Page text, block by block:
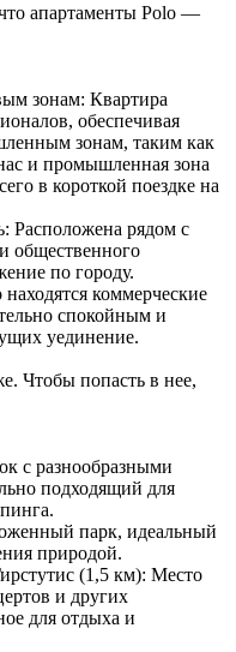
апартаменты Polo —
зонам: Квартира
обеспечивая
зонам, таким как
и промышленная зона
в короткой поездке на
Расположена рядом с
общественного
по городу.
коммерческие
спокойным и
уединение.
Чтобы попасть в нее,
с разнообразными
подходящий для
парк, идеальный
природой.
(1,5 км): Место
и других
для отдыха и